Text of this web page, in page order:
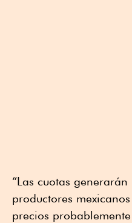
“Las cuotas
productores
precios